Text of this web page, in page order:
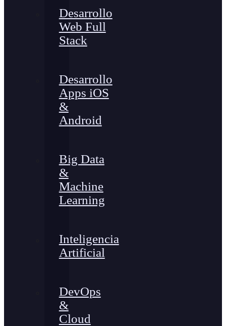
Desarrollo
Web Full
Stack
Desarrollo
Apps iOS
&
Android
Big Data
&
Machine
Learning
Inteligencia
Artificial
DevOps
&
Cloud